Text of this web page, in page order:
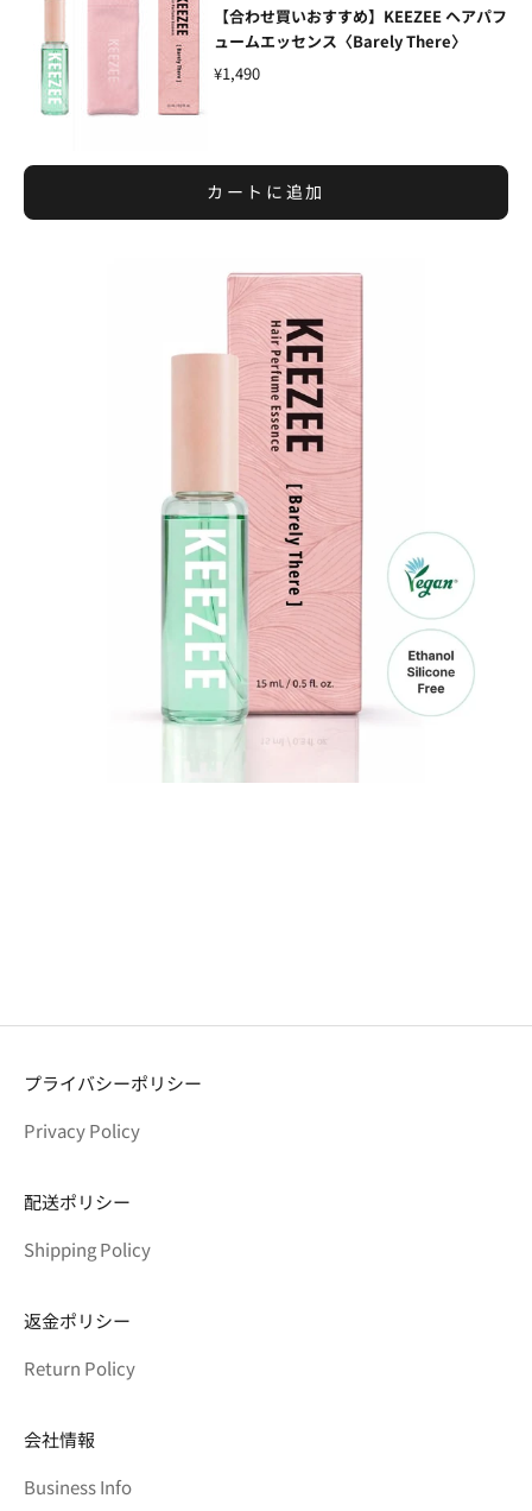
【合わせ買いおすすめ】KEEZEE ヘアパフ
ュームエッセンス〈Barely There〉
¥1,490
カートに追加
プライバシーポリシー
Privacy Policy
配送ポリシー
Shipping Policy
返金ポリシー
Return Policy
会社情報
Business Info